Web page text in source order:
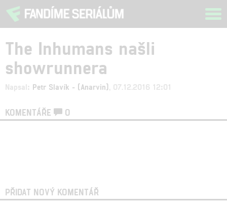
The Inhumans našli
showrunnera
Napsal: Petr Slavík - (Anarvin) , 07.12.2016 12:01
KOMENTÁŘE 0
PŘIDAT NOVÝ KOMENTÁŘ